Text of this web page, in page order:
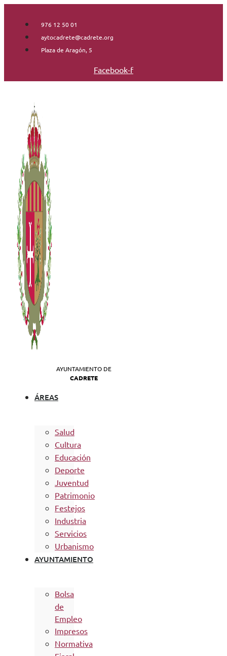
contenido
976 12 50 01
aytocadrete@cadrete.org
Plaza de Aragón, 5
Facebook-f
AYUNTAMIENTO DE
CADRETE
ÁREAS
Salud
Cultura
Educación
Deporte
Juventud
Patrimonio
Festejos
Industria
Servicios
Urbanismo
AYUNTAMIENTO
Bolsa
de
Empleo
Impresos
Normativa